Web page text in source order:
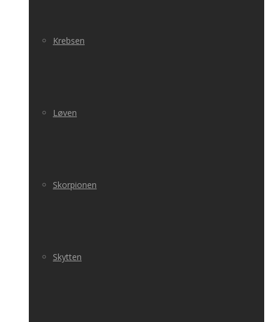
Krebsen
Løven
Skorpionen
Skytten